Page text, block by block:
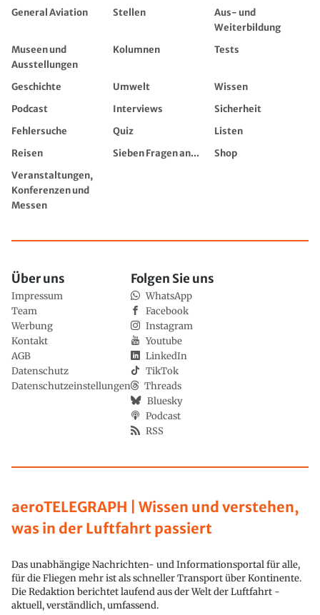
General Aviation
Stellen
Aus- und
Weiterbildung
Museen und
Ausstellungen
Kolumnen Tests
Geschichte Umwelt
Wissen
Podcast
Interviews
Sicherheit
Fehlersuche
Quiz
Listen
Reisen
Sieben Fragen an...
Shop
Veranstaltungen,
Konferenzen und
Messen
aeroTELEGRAPH | Wissen und verstehen,
was in der Luftfahrt passiert
Das unabhängige Nachrichten- und Informationsportal für alle,
für die Fliegen mehr ist als schneller Transport über Kontinente.
Die Redaktion berichtet laufend aus der Welt der Luftfahrt -
aktuell, verständlich, umfassend.
Über uns
Impressum
Team
Werbung
Kontakt
AGB
Datenschutz
Datenschutzeinstellungen
Folgen Sie uns
WhatsApp
Facebook
Instagram
Youtube
LinkedIn
TikTok
Threads
Bluesky
Podcast
RSS